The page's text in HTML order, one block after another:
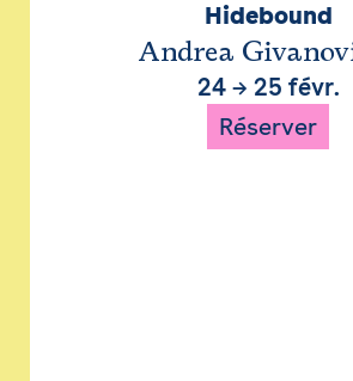
Hidebound
Andrea
24→ 25 févr.
Réserver